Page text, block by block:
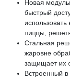
Новая
быстрый
пиццы,
Стальная
жаровне
защищает их
Встроенный в